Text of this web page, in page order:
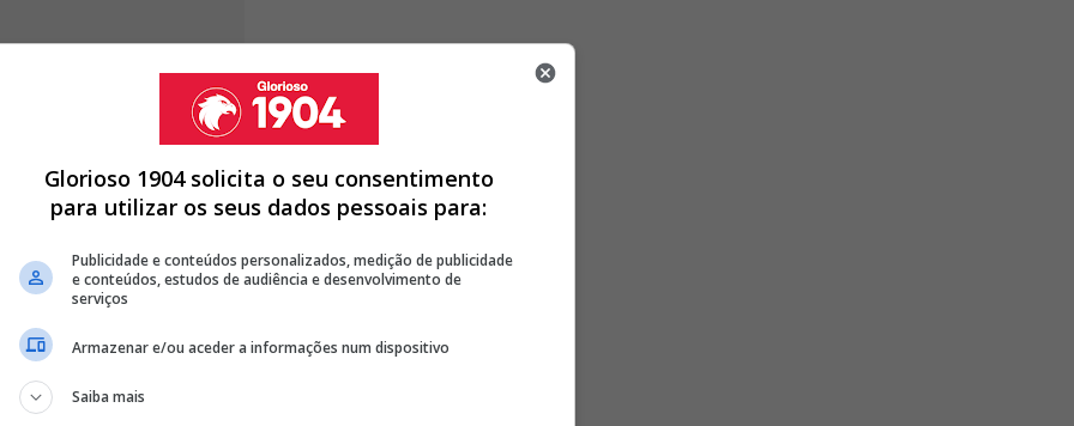
principais adjuntos do Special One, são
merengues, tal como Nuno Santos, treinador de
analista que acompanha Mourinho desde os tempos
no Santiago Bernabéu. Já Ricardo Rocha, antigo
técnica, deverá permanecer no Benfica.
NÃO TEM INTERESSE EM COMPRAR FUTEBOLISTA DO
Glorioso 1904 solicita o seu consentimento
para utilizar os seus dados pessoais para:
Publicidade e conteúdos personalizados, medição de publicidade
e conteúdos, estudos de audiência e desenvolvimento de
serviços
Armazenar e/ou aceder a informações num dispositivo
Saiba mais